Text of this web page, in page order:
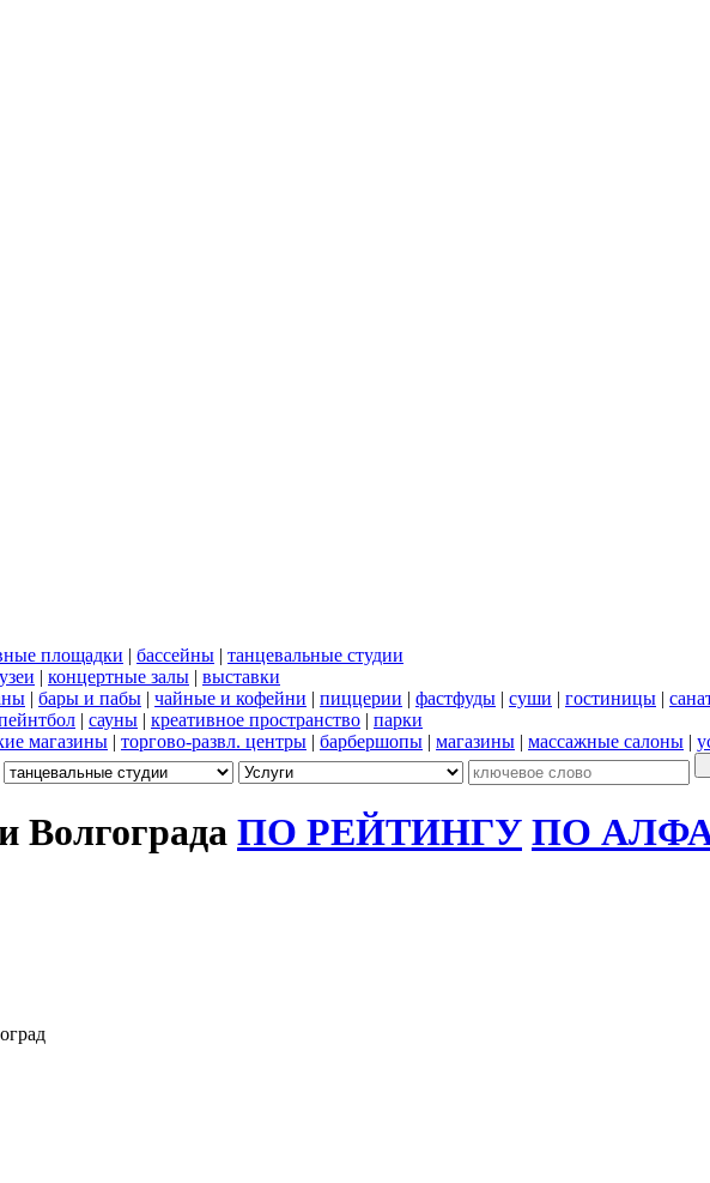
площадки | бассейны | танцевальные студии
| концертные залы | выставки
| бары и пабы | чайные и кофейни | пиццерии | фастфуды | суши | гостиницы |
| сауны | креативное пространство | парки
магазины | торгово-развл. центры | барбершопы | магазины | массажные салоны |
Волгограда ПО РЕЙТИНГУ ПО